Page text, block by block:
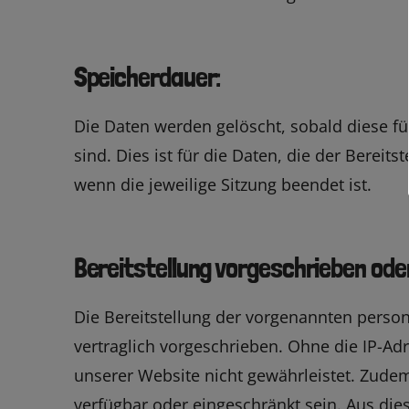
Speicherdauer:
Die Daten werden gelöscht, sobald diese
sind. Dies ist für die Daten, die der
wenn die jeweilige Sitzung beendet ist.
Bereitstellung vorgeschrieben
Die Bereitstellung der vorgenannten
vertraglich vorgeschrieben. Ohne die IP-
unserer Website nicht gewährleistet.
verfügbar oder eingeschränkt sein. Aus